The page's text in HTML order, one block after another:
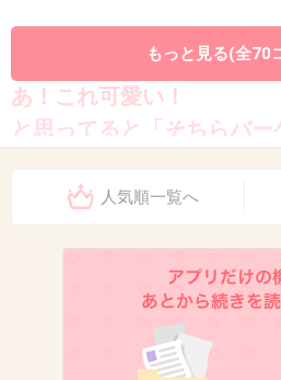
2015/07/15(水) 16:38:34
あ！これ可愛い！
と思ってると「そちらバ
2015/07/15(水) 16:38:41
セール対象外！
もっと見る(全70
人気順一覧へ